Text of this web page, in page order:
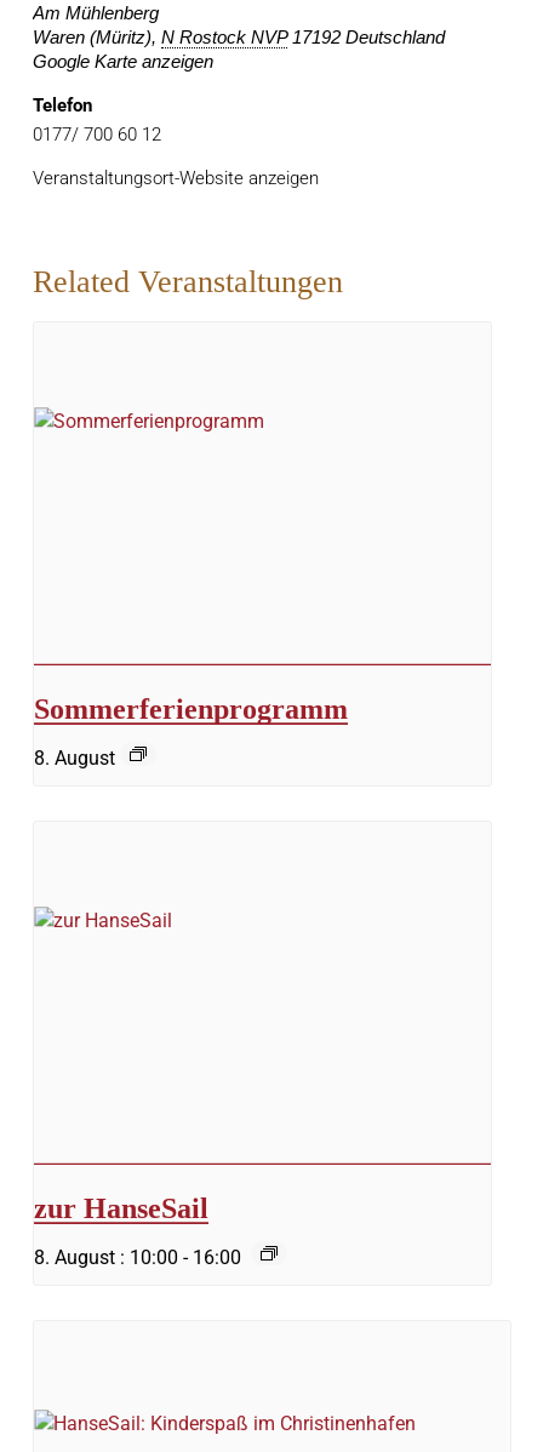
Am Mühlenberg
Waren (Müritz), N Rostock NVP 17192 Deutschland
Google Karte anzeigen
Telefon
0177/ 700 60 12
Veranstaltungsort-Website anzeigen
Related Veranstaltungen
Sommerferienprogramm
8. August
zur HanseSail
8. August : 10:00 - 16:00